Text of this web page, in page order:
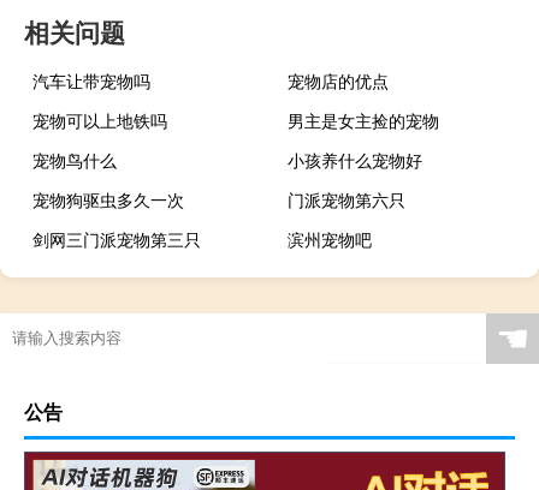
相关问题
汽车让带宠物吗
宠物店的优点
宠物可以上地铁吗
男主是女主捡的宠物
宠物鸟什么
小孩养什么宠物好
宠物狗驱虫多久一次
门派宠物第六只
剑网三门派宠物第三只
滨州宠物吧
☚
公告